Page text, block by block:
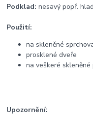
Podklad:nesavý popř.
Použití:
na skleněné
prosklené dveře
na veškeré
Upozornění: